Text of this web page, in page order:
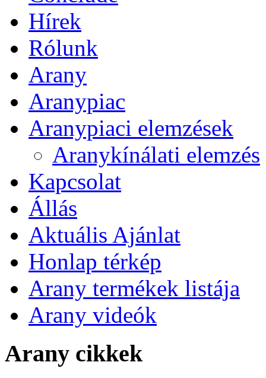
Hírek
Rólunk
Arany
Aranypiac
Aranypiaci elemzések
Aranykínálati elemzés
Kapcsolat
Állás
Aktuális Ajánlat
Honlap térkép
Arany termékek listája
Arany videók
Arany cikkek